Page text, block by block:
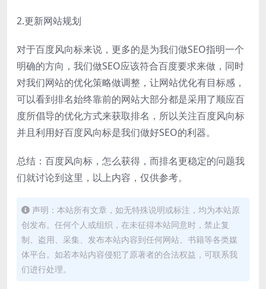
2.更新网站规划
对于百度风向标来说，更多的是为我们做SEO指明一个
明确的方向，我们做SEO应该符合百度要求来做，同时
对我们网站的优化策略做调整，让网站优化有目标感，
可以看到排名始终靠前的网站大部分都是采用了顺应百
度所倡导的优化方式来获取排名，所以关注百度风向标
并且利用好百度风向标是我们做好SEO的利器。
总结：百度风向标，怎么获得，而排名更稳定的问题我
们就讨论到这里，以上内容，仅供参考。
声明：本站所有文章，如无特殊说明或标注，均为本站原
创发布。任何个人或组织，在未征得本站同意时，禁止复
制、盗用、采集、发布本站内容到任何网站、书籍等各类媒
体平台。如若本站内容侵犯了原著者的合法权益，可联系我
们进行处理。